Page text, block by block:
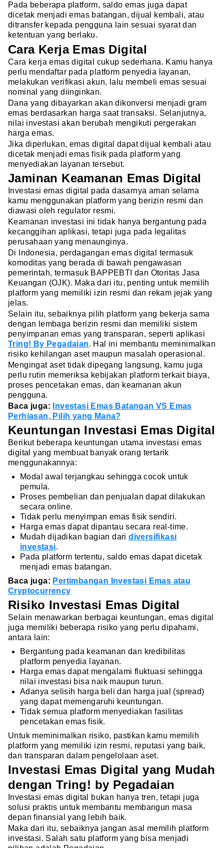
Pada beberapa platform, saldo emas juga dapat
dicetak menjadi emas batangan, dijual kembali, atau
ditransfer kepada pengguna lain sesuai syarat dan
ketentuan yang berlaku.
Cara Kerja Emas Digital
Cara kerja emas digital cukup sederhana. Kamu hanya
perlu mendaftar pada platform penyedia layanan,
melakukan verifikasi akun, lalu membeli emas sesuai
nominal yang diinginkan.
Dana yang dibayarkan akan dikonversi menjadi gram
emas berdasarkan harga saat transaksi. Selanjutnya,
nilai investasi akan berubah mengikuti pergerakan
harga emas.
Jika diperlukan, emas digital dapat dijual kembali atau
dicetak menjadi emas fisik pada platform yang
menyediakan layanan tersebut.
Jaminan Keamanan Emas Digital
Investasi emas digital pada dasarnya aman selama
kamu menggunakan platform yang berizin resmi dan
diawasi oleh regulator resmi.
Keamanan investasi ini tidak hanya bergantung pada
kecanggihan aplikasi, tetapi juga pada legalitas
perusahaan yang menaunginya.
Di Indonesia, perdagangan emas digital termasuk
komoditas yang berada di bawah pengawasan
pemerintah, termasuk BAPPEBTI dan Otoritas Jasa
Keuangan (OJK). Maka dari itu, penting untuk memilih
platform yang memiliki izin resmi dan rekam jejak yang
jelas.
Selain itu, sebaiknya pilih platform yang bekerja sama
dengan lembaga berizin resmi dan memiliki sistem
penyimpanan emas yang transparan, seperti aplikasi
Tring! By Pegadaian. Hal ini membantu meminimalkan
risiko kehilangan aset maupun masalah operasional.
Mengingat aset tidak dipegang langsung, kamu juga
perlu rutin memeriksa kebijakan platform terkait biaya,
proses pencetakan emas, dan keamanan akun
pengguna.
Baca juga:
Investasi Emas Batangan VS Emas
Perhiasan, Pilih yang Mana?
Keuntungan Investasi Emas Digital
Berikut beberapa keuntungan utama investasi emas
digital yang membuat banyak orang tertarik
menggunakannya:
Modal awal terjangkau sehingga cocok untuk
pemula.
Proses pembelian dan penjualan dapat dilakukan
secara online.
Tidak perlu menyimpan emas fisik sendiri.
Harga emas dapat dipantau secara real-time.
Mudah dijadikan bagian daridiversifikasi
investasi.
Pada platform tertentu, saldo emas dapat dicetak
menjadi emas batangan.
Baca juga: Pertimbangan Investasi Emas atau
Cryptocurrency
Risiko Investasi Emas Digital
Selain menawarkan berbagai keuntungan, emas digital
juga memiliki beberapa risiko yang perlu dipahami,
antara lain:
Bergantung pada keamanan dan kredibilitas
platform penyedia layanan.
Harga emas dapat mengalami fluktuasi sehingga
nilai investasi bisa naik maupun turun.
Adanya selisih harga beli dan harga jual (spread)
yang dapat memengaruhi keuntungan.
Tidak semua platform menyediakan fasilitas
pencetakan emas fisik.
Untuk meminimalkan risiko, pastikan kamu memilih
platform yang memiliki izin resmi, reputasi yang baik,
dan transparan dalam pengelolaan aset.
Investasi Emas Digital yang Mudah
dengan Tring! by Pegadaian
Investasi emas digital bukan hanya tren, tetapi juga
solusi praktis untuk membantu membangun masa
depan finansial yang lebih baik.
Maka dari itu, sebaiknya jangan asal memilih platform
investasi. Salah satu platform yang bisa menjadi